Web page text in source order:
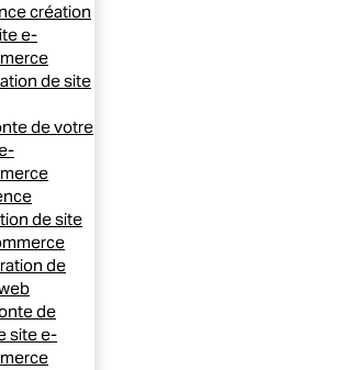
création
e-
de site
de votre
de site
de
de
site e-